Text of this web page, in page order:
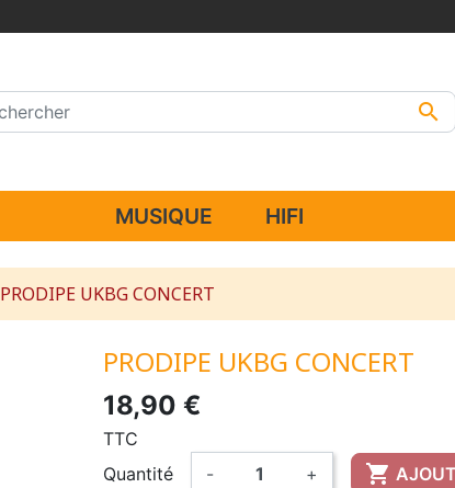

MUSIQUE HIFI
PRODIPE UKBG CONCERT
PRODIPE UKBG CONCERT
18,90 €
TTC
Quantité
- + 